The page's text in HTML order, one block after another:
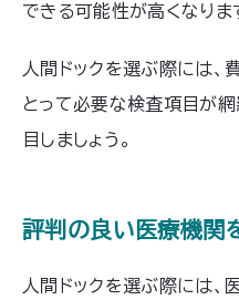
できる可能性が高くなりま
人間ドックを選ぶ際には、
とって必要な検査項目が
目しましょう。
評判の良い医療機関
人間ドックを選ぶ際には